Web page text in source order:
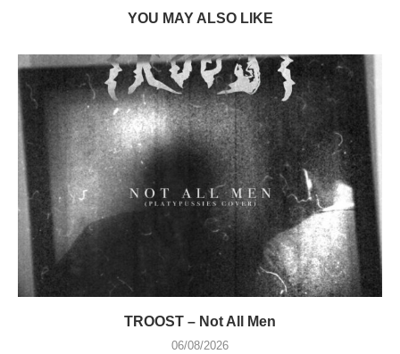
YOU MAY ALSO LIKE
TROOST – Not All Men
06/08/2026